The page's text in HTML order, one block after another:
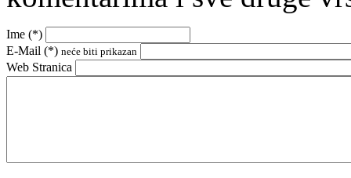
Ime (*)
E-Mail (*) neće biti prikazan
Web Stranica